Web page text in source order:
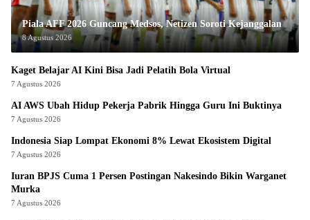
Piala AFF 2026 Guncang Medsos, Netizen Soroti Kejanggalan
8 Agustus 2026
Kaget Belajar AI Kini Bisa Jadi Pelatih Bola Virtual
7 Agustus 2026
AI AWS Ubah Hidup Pekerja Pabrik Hingga Guru Ini Buktinya
7 Agustus 2026
Indonesia Siap Lompat Ekonomi 8% Lewat Ekosistem Digital
7 Agustus 2026
Iuran BPJS Cuma 1 Persen Postingan Nakesindo Bikin Warganet
Murka
7 Agustus 2026